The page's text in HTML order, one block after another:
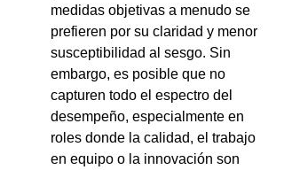
medidas objetivas a menudo se
prefieren por su claridad y menor
susceptibilidad al sesgo. Sin
embargo, es posible que no
capturen todo el espectro del
desempeño, especialmente en
roles donde la calidad, el trabajo
en equipo o la innovación son